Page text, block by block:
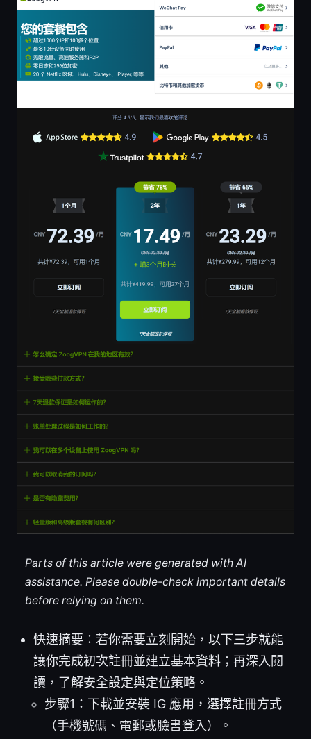
Parts of this article were generated with AI
assistance. Please double-check important details
before relying on them.
快速摘要：若你需要立刻開始，以下三步就能
讓你完成初次註冊並建立基本資料；再深入閱
讀，了解安全設定與定位策略。
步驟1：下載並安裝 IG 應用，選擇註冊方式
（手機號碼、電郵或臉書登入）。